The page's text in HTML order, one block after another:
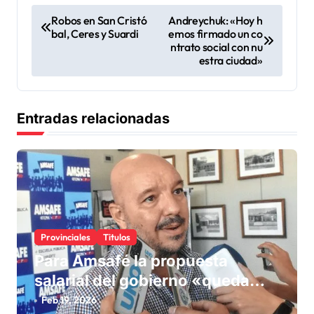
e
g
a
c
i
ó
n
d
e
e
Robos en San Cristó
bal, Ceres y Suardi
Andreychuk: «Hoy h
emos firmado un co
ntrato social con nu
estra ciudad»
Entradas relacionadas
Provinciales Titulos
Para Amsafé la propuesta
salarial del gobierno «queda
corta» y el viernes define si la
Feb 19, 2026